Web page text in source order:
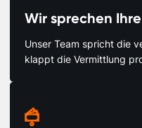
Wir sprechen
Unser Team spricht die
klappt die Vermittlung
